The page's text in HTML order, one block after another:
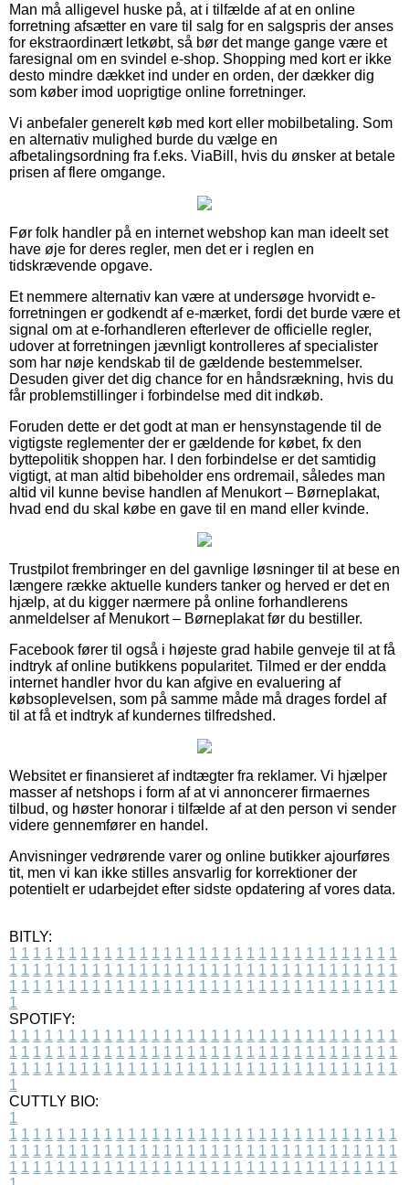
Man må alligevel huske på, at i tilfælde af at en online
forretning afsætter en vare til salg for en salgspris der anses
for ekstraordinært letkøbt, så bør det mange gange være et
faresignal om en svindel e-shop. Shopping med kort er ikke
desto mindre dækket ind under en orden, der dækker dig
som køber imod uoprigtige online forretninger.
Vi anbefaler generelt køb med kort eller mobilbetaling. Som
en alternativ mulighed burde du vælge en
afbetalingsordning fra f.eks. ViaBill, hvis du ønsker at betale
prisen af flere omgange.
Før folk handler på en internet webshop kan man ideelt set
have øje for deres regler, men det er i reglen en
tidskrævende opgave.
Et nemmere alternativ kan være at undersøge hvorvidt e-
forretningen er godkendt af e-mærket, fordi det burde være et
signal om at e-forhandleren efterlever de officielle regler,
udover at forretningen jævnligt kontrolleres af specialister
som har nøje kendskab til de gældende bestemmelser.
Desuden giver det dig chance for en håndsrækning, hvis du
får problemstillinger i forbindelse med dit indkøb.
Foruden dette er det godt at man er hensynstagende til de
vigtigste reglementer der er gældende for købet, fx den
byttepolitik shoppen har. I den forbindelse er det samtidig
vigtigt, at man altid bibeholder ens ordremail, således man
altid vil kunne bevise handlen af Menukort – Børneplakat,
hvad end du skal købe en gave til en mand eller kvinde.
Trustpilot frembringer en del gavnlige løsninger til at bese en
længere række aktuelle kunders tanker og herved er det en
hjælp, at du kigger nærmere på online forhandlerens
anmeldelser af Menukort – Børneplakat før du bestiller.
Facebook fører til også i højeste grad habile genveje til at få
indtryk af online butikkens popularitet. Tilmed er der endda
internet handler hvor du kan afgive en evaluering af
købsoplevelsen, som på samme måde må drages fordel af
til at få et indtryk af kundernes tilfredshed.
Websitet er finansieret af indtægter fra reklamer. Vi hjælper
masser af netshops i form af at vi annoncerer firmaernes
tilbud, og høster honorar i tilfælde af at den person vi sender
videre gennemfører en handel.
Anvisninger vedrørende varer og online butikker ajourføres
tit, men vi kan ikke stilles ansvarlig for korrektioner der
potentielt er udarbejdet efter sidste opdatering af vores data.
BITLY:
1 1 1 1 1 1 1 1 1 1 1 1 1 1 1 1 1 1 1 1 1 1 1 1 1 1 1 1 1 1 1 1 1
1 1 1 1 1 1 1 1 1 1 1 1 1 1 1 1 1 1 1 1 1 1 1 1 1 1 1 1 1 1 1 1 1
1 1 1 1 1 1 1 1 1 1 1 1 1 1 1 1 1 1 1 1 1 1 1 1 1 1 1 1 1 1 1 1 1
1
SPOTIFY:
1 1 1 1 1 1 1 1 1 1 1 1 1 1 1 1 1 1 1 1 1 1 1 1 1 1 1 1 1 1 1 1 1
1 1 1 1 1 1 1 1 1 1 1 1 1 1 1 1 1 1 1 1 1 1 1 1 1 1 1 1 1 1 1 1 1
1 1 1 1 1 1 1 1 1 1 1 1 1 1 1 1 1 1 1 1 1 1 1 1 1 1 1 1 1 1 1 1 1
1
CUTTLY BIO:
1
1 1 1 1 1 1 1 1 1 1 1 1 1 1 1 1 1 1 1 1 1 1 1 1 1 1 1 1 1 1 1 1 1
1 1 1 1 1 1 1 1 1 1 1 1 1 1 1 1 1 1 1 1 1 1 1 1 1 1 1 1 1 1 1 1 1
1 1 1 1 1 1 1 1 1 1 1 1 1 1 1 1 1 1 1 1 1 1 1 1 1 1 1 1 1 1 1 1 1